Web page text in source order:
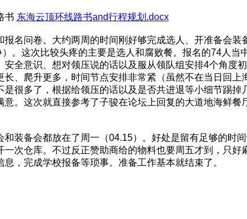
书 东海云顶环线路书and行程规划.docx
名问卷。大约两周的时间刚好够完成选人、开准备会
。这次比较头疼的主要是选人和腐败餐。报名的74人当
全意识、想对领压说的话以及服从领队组安排4个角度
、爬升更多，时间节点安排非常紧（虽然不在当日回
很多了，根据给领压的话以及是否共进退等小细节踢
。这次就直接参考了子骏在论坛上回复的大道地海鲜餐
装备会都放在了周一（04.15）。好处是留有足够的时
次仓库。不过反正赞助商给的物料也要周五才到，只
，完成学校报备等琐事。准备工作基本就结束了。